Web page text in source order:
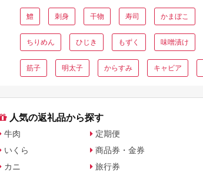
鱧 刺身 干物 寿司 かまぼこ
ちりめん ひじき もずく 味噌漬け
筋子 明太子 からすみ キャビア
人気の返礼品から探す
牛肉
いくら
カニ
定期便
商品券・金券
旅行券